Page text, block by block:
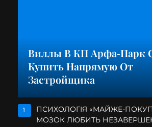
Виллы В КП Арфа-Парк
Купить Напрямую От
Застройщика
1
ПСИХОЛОГІЯ «МАЙЖЕ-
МОЗОК ЛЮБИТЬ